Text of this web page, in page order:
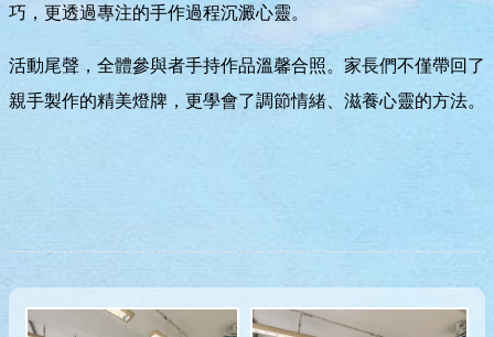
巧，更透過專注的手作過程沉澱心靈。
活動尾聲，全體參與者手持作品溫馨合照。家長們不僅帶回了
親手製作的精美燈牌，更學會了調節情緒、滋養心靈的方法。